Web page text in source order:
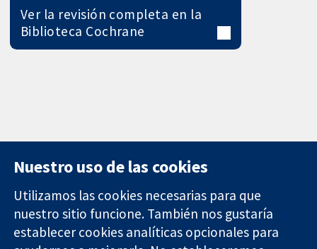
Ver la revisión completa en la
Biblioteca Cochrane
11-13 Cavendish
Square
Contacto
Noticias
Nuestro uso de las cookies
Utilizamos las cookies necesarias para que
nuestro sitio funcione. También nos gustaría
establecer cookies analíticas opcionales para